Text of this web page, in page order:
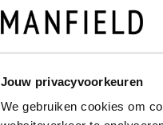
Jouw privacyvoorkeuren
We gebruiken cookies om